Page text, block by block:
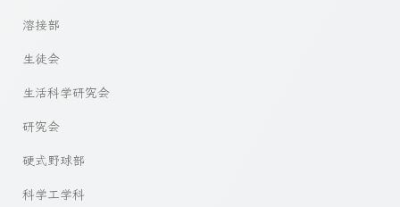
溶接部
生徒会
生活科学研究会
研究会
硬式野球部
科学工学科